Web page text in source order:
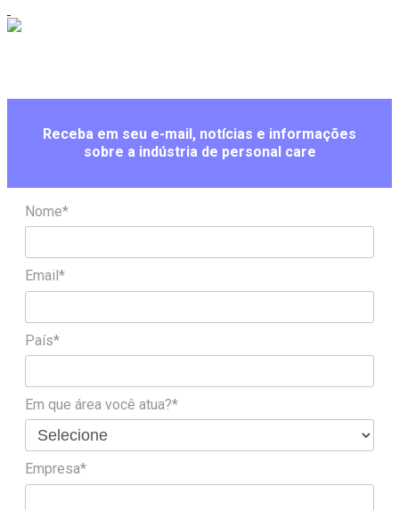
Receba em seu e-mail, notícias e informações
sobre a indústria de personal care
Nome*
Email*
País*
Em que área você atua?*
Empresa*